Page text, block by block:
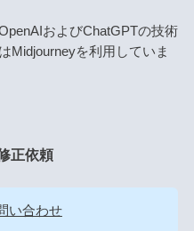
およびChatGPTの技術
Midjourneyを利用していま
正依頼
い合わせ